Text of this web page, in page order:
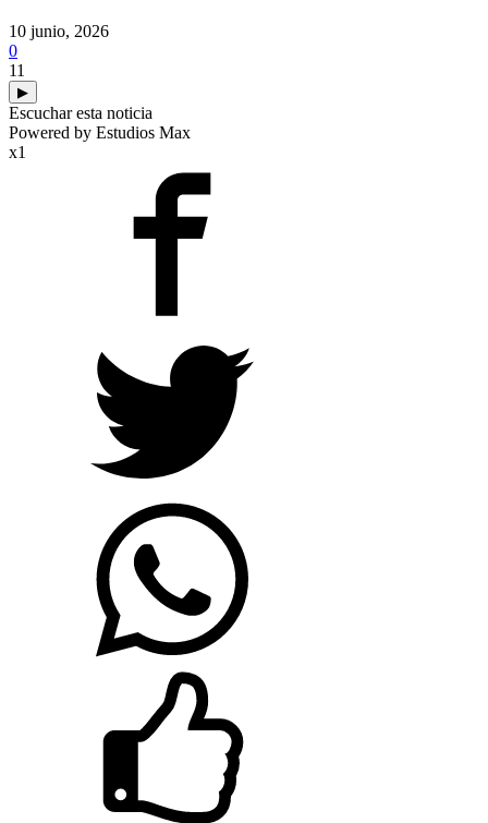
10 junio, 2026
0
11
▶
Escuchar esta noticia
Powered by Estudios Max
x1